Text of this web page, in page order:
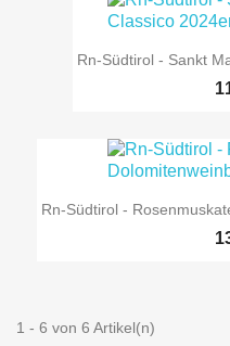
Rn-Südtirol - Sankt
Rn-Südtirol -
1 - 6 von 6 Artikel(n)